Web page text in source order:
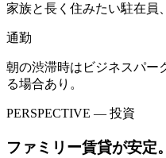
家族と長く住みたい駐在員
通勤
朝の渋滞時はビジネスパー
る場合あり。
PERSPECTIVE — 投資
ファミリー賃貸が安定。